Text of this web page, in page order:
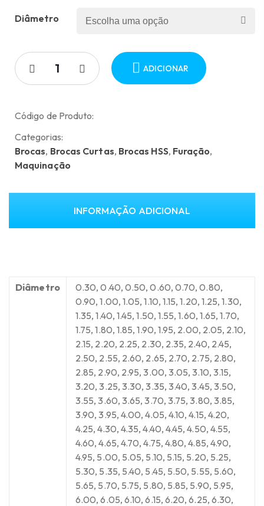
range:
0.96 €
56.40 €
Diâmetro
ADICIONAR
Código de Produto:
Categorias:
Brocas, Brocas Curtas, Brocas HSS, Furação,
Maquinação
INFORMAÇÃO ADICIONAL
Diâmetro
0.30, 0.40, 0.50, 0.60, 0.70, 0.80,
0.90, 1.00, 1.05, 1.10, 1.15, 1.20, 1.25, 1.30,
1.35, 1.40, 1.45, 1.50, 1.55, 1.60, 1.65, 1.70,
1.75, 1.80, 1.85, 1.90, 1.95, 2.00, 2.05, 2.10,
2.15, 2.20, 2.25, 2.30, 2.35, 2.40, 2.45,
2.50, 2.55, 2.60, 2.65, 2.70, 2.75, 2.80,
2.85, 2.90, 2.95, 3.00, 3.05, 3.10, 3.15,
3.20, 3.25, 3.30, 3.35, 3.40, 3.45, 3.50,
3.55, 3.60, 3.65, 3.70, 3.75, 3.80, 3.85,
3.90, 3.95, 4.00, 4.05, 4.10, 4.15, 4.20,
4.25, 4.30, 4.35, 4.40, 4.45, 4.50, 4.55,
4.60, 4.65, 4.70, 4.75, 4.80, 4.85, 4.90,
4.95, 5.00, 5.05, 5.10, 5.15, 5.20, 5.25,
5.30, 5.35, 5.40, 5.45, 5.50, 5.55, 5.60,
5.65, 5.70, 5.75, 5.80, 5.85, 5.90, 5.95,
6.00, 6.05, 6.10, 6.15, 6.20, 6.25, 6.30,